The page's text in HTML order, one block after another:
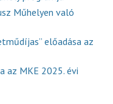
Műhelyen való
előadása az
az MKE 2025. évi